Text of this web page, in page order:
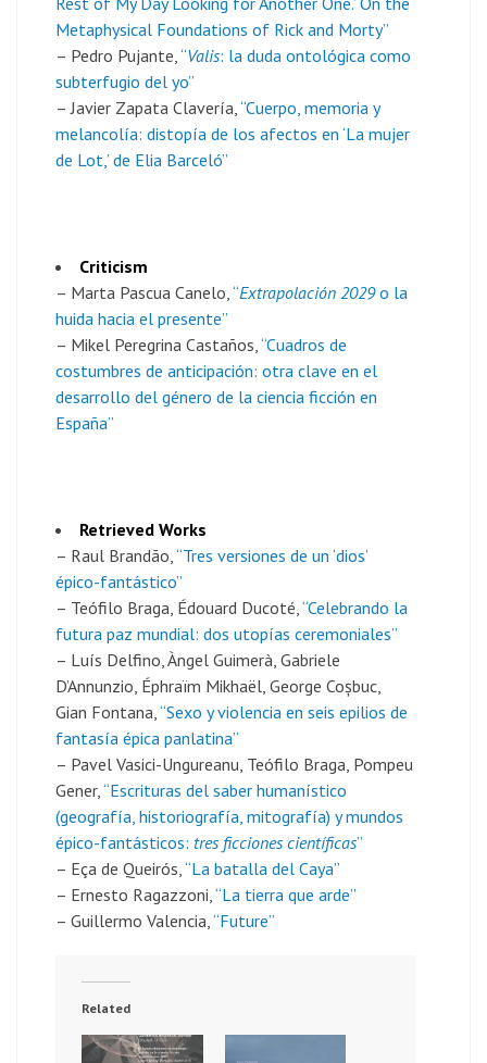
Metaphysical Foundations of Rick and Morty”
– Pedro Pujante,“Valis: la duda ontológica como
subterfugio del yo”
– Javier Zapata Clavería,“Cuerpo, memoria y
melancolía: distopía de los afectos en ‘La mujer
de Lot,’ de Elia Barceló”
Criticism
– Marta Pascua Canelo,“Extrapolación 2029o la
huida hacia el presente”
– Mikel Peregrina Castaños,“Cuadros de
costumbres de anticipación: otra clave en el
desarrollo del género de la ciencia ficción en
España”
Retrieved Works
– Raul Brandão,“Tres versiones de un ‘dios’
épico-fantástico”
– Teófilo Braga, Édouard Ducoté,“Celebrando la
futura paz mundial: dos utopías ceremoniales”
– Luís Delfino, Àngel Guimerà, Gabriele
D’Annunzio, Éphraïm Mikhaël, George Coșbuc,
Gian Fontana,“Sexo y violencia en seis epilios de
fantasía épica panlatina”
– Pavel Vasici-Ungureanu, Teófilo Braga, Pompeu
Gener,“Escrituras del saber humanístico
(geografía, historiografía, mitografía) y mundos
épico-fantásticos: tres ficciones científicas”
– Eça de Queirós,“La batalla del Caya”
– Ernesto Ragazzoni,“La tierra que arde”
– Guillermo Valencia,“Future”
Related